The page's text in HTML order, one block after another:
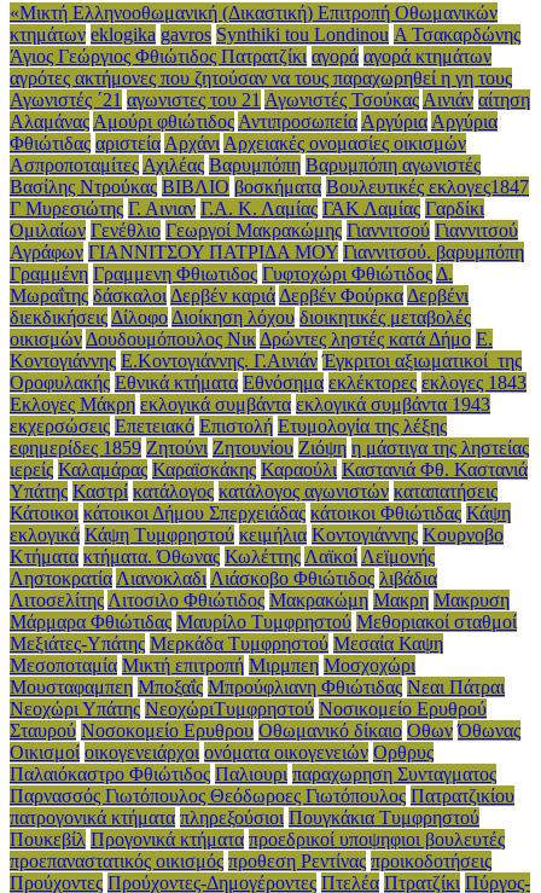
«Μικτή Ελληνοοθωμανική (Δικαστική) Επιτροπή Οθωμανικών
κτημάτων eklogika gavros Synthiki tou Londinou Α Τσακαρδώνης
Άγιος Γεώργιος Φθιώτιδος Πατρατζίκι αγορά αγορά κτημάτων
αγρότες ακτήμονες που ζητούσαν να τους παραχωρηθεί η γη τους
Αγωνιστές ΄21 αγωνιστες του 21 Αγωνιστές Τσούκας Αινιάν αίτηση
Αλαμάνας Αμούρι φθιώτιδος Αντιπροσωπεία Αργύρια Αργύρια
Φθιώτιδας αριστεία Αρχάνι Αρχειακές ονομασίες οικισμών
Ασπροποταμίτες Αχιλέας Βαρυμπόπη Βαρυμπόπη αγωνιστές
Βασίλης Ντρούκας ΒΙΒΛΙΟ βοσκήματα Βουλευτικές εκλογες1847
Γ Μυρεσιώτης Γ. Αινιαν Γ.Α. Κ. Λαμίας ΓΑΚ Λαμίας Γαρδίκι
Ομιλαίων Γενέθλιο Γεωργοί Μακρακώμης Γιαννιτσού Γιαννιτσού
Αγράφων ΓΙΑΝΝΙΤΣΟΥ ΠΑΤΡΙΔΑ ΜΟΥ Γιαννιτσού. βαρυμπόπη
Γραμμένη Γραμμενη Φθιωτιδος Γυφτοχώρι Φθιώτιδος Δ.
Μωραΐτης δάσκαλοι Δερβέν καριά Δερβέν Φούρκα Δερβένι
διεκδικήσεις Δίλοφο Διοίκηση λόχου διοικητικές μεταβολές
οικισμών Δουδουμόπουλος Νικ Δρώντες ληστές κατά Δήμο Ε.
Κοντογιάννης Ε.Κοντογιάννης. Γ.Αινιάν Έγκριτοι αξιωματικοί της
Οροφυλακής Εθνικά κτήματα Εθνόσημα εκλέκτορες εκλογες 1843
Εκλογες Μάκρη εκλογικά συμβάντα εκλογικά συμβάντα 1943
εκχερσώσεις Επετειακό Επιστολή Ετυμολογία της λέξης
εφημερίδες 1859 Ζητούνι Ζητουνίου Ζιόψη η μάστιγα της ληστείας
ιερείς Καλαμάρας Καραϊσκάκης Καραούλι Καστανιά Φθ. Καστανιά
Υπάτης Καστρί κατάλογος κατάλογος αγωνιστών καταπατήσεις
Κάτοικοι κάτοικοι Δήμου Σπερχειάδας κάτοικοι Φθιώτιδας Κάψη
εκλογικά Κάψη Τυμφρηστού κειμήλια Κοντογιάννης Κουρνοβο
Κτήματα κτήματα. Όθωνας Κωλέττης Λαϊκοί Λεϊμονής
Ληστοκρατία Λιανoκλαδι Λιάσκοβο Φθιώτιδος λιβάδια
Λιτοσελίτης Λιτοσιλο Φθιώτιδος Μακρακώμη Μακρη Μακρυση
Μάρμαρα Φθιώτιδας Μαυρίλο Τυμφρηστού Μεθοριακοί σταθμοί
Μεξιάτες-Υπάτης Μερκάδα Τυμφρηστού Μεσαία Καψη
Μεσοποταμία Μικτή επιτροπή Μιρμπεη Μοσχοχώρι
Μουσταφαμπεη Μποξαΐς Μπρούφλιανη Φθιώτιδας Νεαι Πάτραι
Νεοχώρι Υπάτης ΝεοχώριΤυμφρηστού Νοσικομείο Ερυθρού
Σταυρού Νοσοκομείο Ερυθρου Οθωμανικό δίκαιο Οθων Όθωνας
Οικισμοί οικογενειάρχοι ονόματα οικογενειών Ορθρυς
Παλαιόκαστρο Φθιώτιδος Παλιουρι παραχωρηση Συνταγματος
Παρνασσός Γιωτόπουλος Θεόδωροες Γιωτόπουλος Πατρατζικίου
πατρογονικά κτήματα πληρεξούσιοι Πουγκάκια Τυμφρηστού
Πουκεβίλ Προγονικά κτήματα προεδρικοί υποψηφιοι βουλευτές
προεπαναστατικός οικισμός προθεση Ρεντίνας προικοδοτήσεις
Προύχοντες Προύχοντες-Δημογέροντες Πτελέα Πτρατζίκι Πύργος-